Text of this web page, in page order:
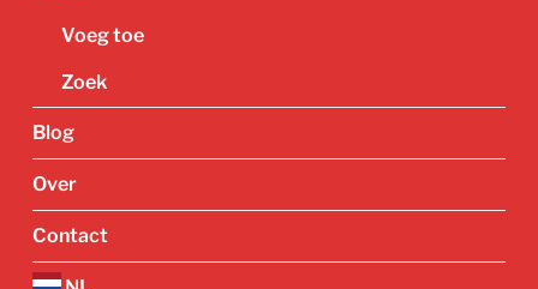
Voeg toe
Zoek
Blog
Over
Contact